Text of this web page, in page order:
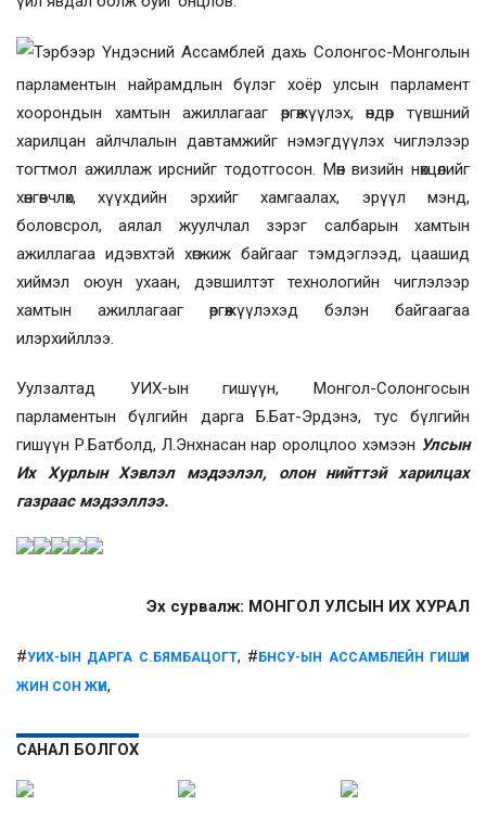
Тэрбээр Үндэсний Ассамблей дахь Солонгос-Монголын
парламентын найрамдлын бүлэг хоёр улсын парламент
хоорондын хамтын ажиллагааг өргөжүүлэх, өндөр түвшний
харилцан айлчлалын давтамжийг нэмэгдүүлэх чиглэлээр
тогтмол ажиллаж ирснийг тодотгосон. Мөн визийн нөхцөлийг
хөнгөвчлөх, хүүхдийн эрхийг хамгаалах, эрүүл мэнд,
боловсрол, аялал жуулчлал зэрэг салбарын хамтын
ажиллагаа идэвхтэй хөгжиж байгааг тэмдэглээд, цаашид
хиймэл оюун ухаан, дэвшилтэт технологийн чиглэлээр
хамтын ажиллагааг өргөжүүлэхэд бэлэн байгаагаа
илэрхийллээ.
Уулзалтад УИХ-ын гишүүн, Монгол-Солонгосын
парламентын бүлгийн дарга Б.Бат-Эрдэнэ, тус бүлгийн
гишүүн Р.Батболд, Л.Энхнасан нар оролцлоо хэмээн Улсын
Их Хурлын Хэвлэл мэдээлэл, олон нийттэй харилцах
газраас мэдээллээ.
Эх сурвалж: МОНГОЛ УЛСЫН ИХ ХУРАЛ
#УИХ-ЫН ДАРГА С.БЯМБАЦОГТ, #БНСУ-ЫН АССАМБЛЕЙН ГИШҮҮН
ЖИН СОН ЖҮН,
САНАЛ БОЛГОХ